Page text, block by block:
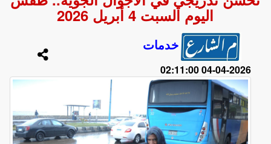
اليوم السبت 4 أبريل 2026
خدمات
2026-04-04 02:11:00